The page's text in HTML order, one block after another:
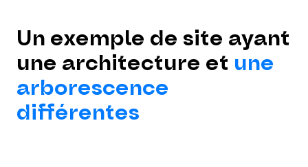
Un exemple de site ayant
une architecture et une
arborescence
différentes